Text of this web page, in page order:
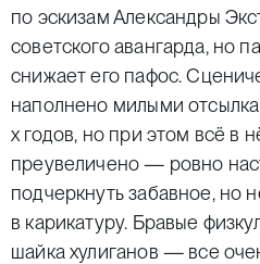
по эскизам Александры
советского авангарда, но
снижает его пафос.
наполнено милыми
х годов, но при этом всё в
преувеличено — ровно
подчеркнуть забавное, но
в карикатуру. Бравые
шайка хулиганов — все